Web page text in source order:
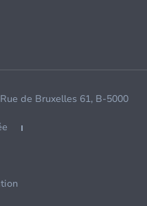
de Bruxelles 61, B-5000